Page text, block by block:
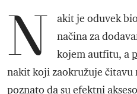
N
akit je oduvek
načina za
kojem autfitu, a
nakit koji zaokružuje
poznato da su efektni